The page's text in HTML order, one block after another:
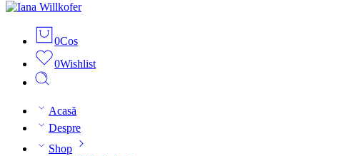
0Cos
0Wishlist
Acasă
Despre
Shop